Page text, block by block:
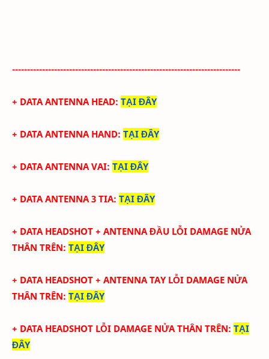
----------------------------------------------------------------------------
+ DATA ANTENNA HEAD: TẠI ĐÂY
+ DATA ANTENNA HAND: TẠI ĐÂY
+ DATA ANTENNA VAI: TẠI ĐÂY
+ DATA ANTENNA 3 TIA: TẠI ĐÂY
+ DATA HEADSHOT + ANTENNA ĐẦU LỖI DAMAGE NỬA
THÂN TRÊN: TẠI ĐÂY
+ DATA HEADSHOT + ANTENNA TAY LỖI DAMAGE NỬA
THÂN TRÊN: TẠI ĐÂY
+ DATA HEADSHOT LỖI DAMAGE NỬA THÂN TRÊN: TẠI
ĐÂY